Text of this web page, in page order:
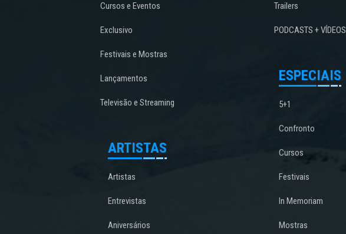
Cursos e Eventos
Exclusivo
Festivais e Mostras
Lançamentos
Televisão e Streaming
ARTISTAS
Artistas
Entrevistas
Aniversários
Trailers
PODCASTS + VÍDEOS
ESPECIAIS
5+1
Confronto
Cursos
Festivais
In Memoriam
Mostras